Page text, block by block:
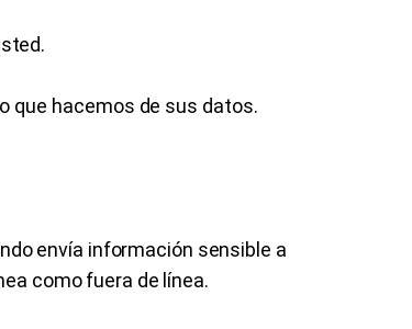
que hacemos de sus datos.
envía información sensible a
como fuera de línea.